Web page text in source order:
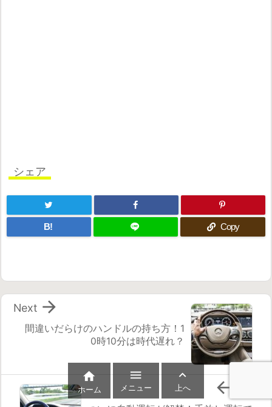
シェア
B! Copy
間違いだらけのハンドルの持ち方！1
0時10分は時代遅れ？

Next


ホーム

メニュー

上へ